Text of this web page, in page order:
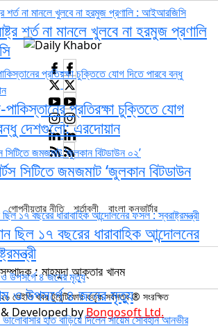
শর্ত না মানলে খুলবে না হরমুজ প্রণালি
প্রতিরক্ষা চুক্তিতে যোগ
দেশগুলো: এরদোয়ান
সিটিতে জমজমাট ‘জুলকান বিটডাউন
ছিল ১৭ বছরের ধারাবাহিক আন্দোলনের
ও উপসর্গে ৪ জনের মৃত্যু
গোপনীয়তার নীতি শর্তাবলী বাংলা কনভার্টার
সম্পাদক : মাহমুদা আক্তার খানম
খবর টুয়েন্টিফোর কর্তৃক সর্বসত্ব ® সংরক্ষিত
Developed byBongosoft Ltd.